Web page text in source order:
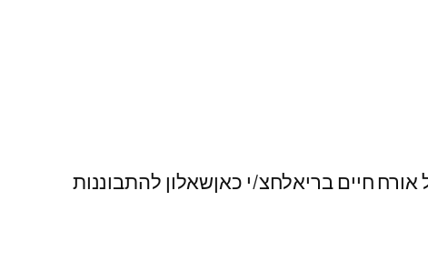
חיים בריאלחצ/י כאןשאלון להתבוננות